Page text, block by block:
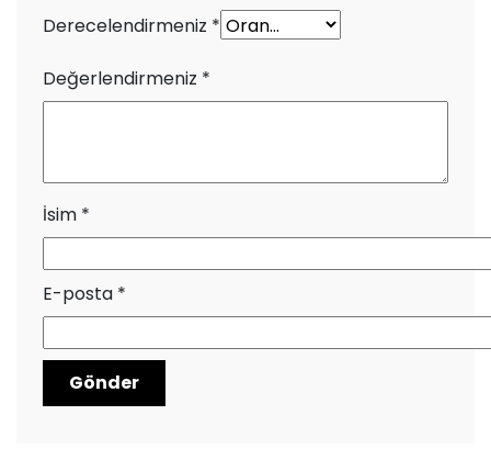
Derecelendirmeniz *
Değerlendirmeniz *
İsim *
E-posta *